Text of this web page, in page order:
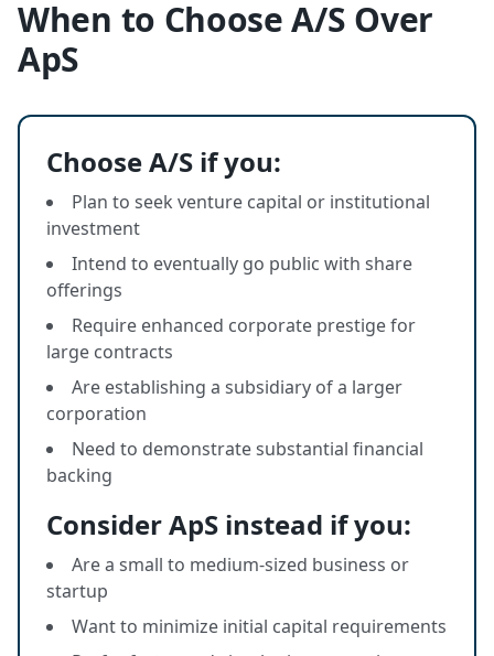
When to Choose A/S Over
ApS
Choose A/S if you:
Plan to seek venture capital or institutional
investment
Intend to eventually go public with share
offerings
Require enhanced corporate prestige for
large contracts
Are establishing a subsidiary of a larger
corporation
Need to demonstrate substantial financial
backing
Consider ApS instead if you:
Are a small to medium-sized business or
startup
Want to minimize initial capital requirements